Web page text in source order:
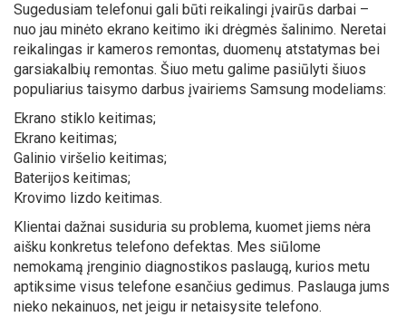
Sugedusiam telefonui gali būti reikalingi įvairūs darbai –
nuo jau minėto ekrano keitimo iki drėgmės šalinimo. Neretai
reikalingas ir kameros remontas, duomenų atstatymas bei
garsiakalbių remontas. Šiuo metu galime pasiūlyti šiuos
populiarius taisymo darbus įvairiems Samsung modeliams:
Ekrano stiklo keitimas;
Ekrano keitimas;
Galinio viršelio keitimas;
Baterijos keitimas;
Krovimo lizdo keitimas.
Klientai dažnai susiduria su problema, kuomet jiems nėra
aišku konkretus telefono defektas. Mes siūlome
nemokamą įrenginio diagnostikos paslaugą, kurios metu
aptiksime visus telefone esančius gedimus. Paslauga jums
nieko nekainuos, net jeigu ir netaisysite telefono.